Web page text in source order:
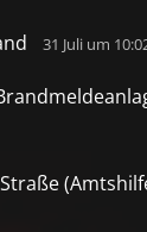
31 Juli um